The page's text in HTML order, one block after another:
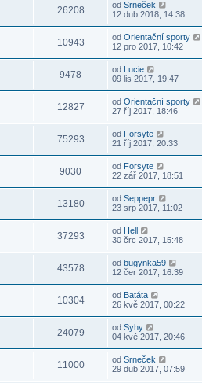
26208 od Srneček
12 dub 2018, 14:38
10943 od Orientační sporty
12 pro 2017, 10:42
9478 od Lucie
09 lis 2017, 19:47
12827 od Orientační sporty
27 říj 2017, 18:46
75293 od Forsyte
21 říj 2017, 20:33
9030 od Forsyte
22 zář 2017, 18:51
13180 od Seppepr
23 srp 2017, 11:02
37293 od Hell
30 črc 2017, 15:48
43578 od bugynka59
12 čer 2017, 16:39
10304 od Batáta
26 kvě 2017, 00:22
24079 od Syhy
04 kvě 2017, 20:46
11000 od Srneček
29 dub 2017, 07:59